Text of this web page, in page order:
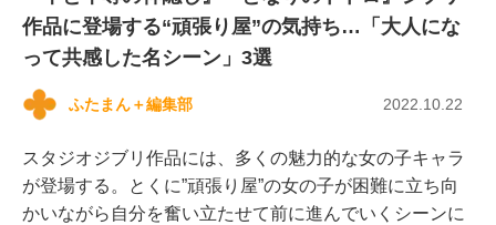
作品に登場する“頑張り屋”の気持ち…「大人にな
って共感した名シーン」3選
ふたまん＋編集部 2022.10.22
スタジオジブリ作品には、多くの魅力的な女の子キャラ
が登場する。とくに”頑張り屋”の女の子が困難に立ち向
かいながら自分を奮い立たせて前に進んでいくシーンに